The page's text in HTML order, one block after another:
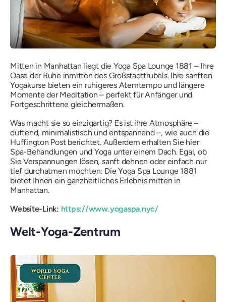
Mitten in Manhattan liegt die Yoga Spa Lounge 1881 – Ihre
Oase der Ruhe inmitten des Großstadttrubels. Ihre sanften
Yogakurse bieten ein ruhigeres Atemtempo und längere
Momente der Meditation – perfekt für Anfänger und
Fortgeschrittene gleichermaßen.
Was macht sie so einzigartig? Es ist ihre Atmosphäre –
duftend, minimalistisch und entspannend –, wie auch die
Huffington Post berichtet. Außerdem erhalten Sie hier
Spa-Behandlungen und Yoga unter einem Dach. Egal, ob
Sie Verspannungen lösen, sanft dehnen oder einfach nur
tief durchatmen möchten: Die Yoga Spa Lounge 1881
bietet Ihnen ein ganzheitliches Erlebnis mitten in
Manhattan.
Website-Link: https://www.yogaspa.nyc/
Welt-Yoga-Zentrum